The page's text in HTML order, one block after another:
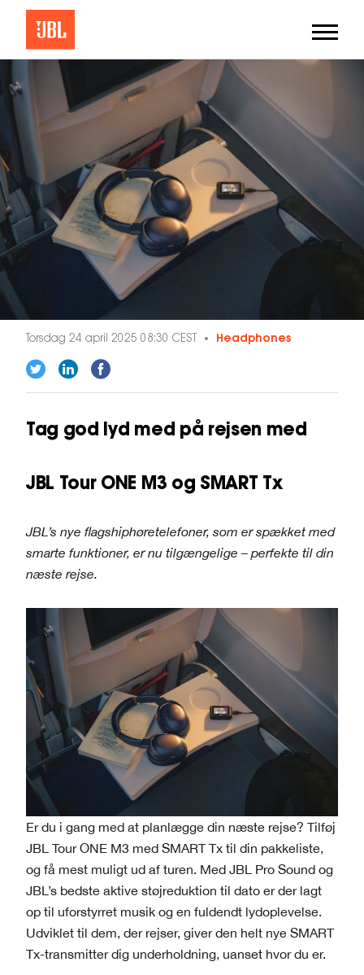
Torsdag 24 april 2025 08:30 CEST Headphones
Tag god lyd med på rejsen med
JBL Tour ONE M3 og SMART Tx
JBL’s nye flagshiphøretelefoner, som er spækket med
smarte funktioner, er nu tilgængelige – perfekte til din
næste rejse.
Er du i gang med at planlægge din næste rejse? Tilføj
JBL Tour ONE M3 med SMART Tx til din pakkeliste,
og få mest muligt ud af turen. Med JBL Pro Sound og
JBL’s bedste aktive støjreduktion til dato er der lagt
op til uforstyrret musik og en fuldendt lydoplevelse.
Udviklet til dem, der rejser, giver den helt nye SMART
Tx-transmitter dig underholdning, uanset hvor du er.